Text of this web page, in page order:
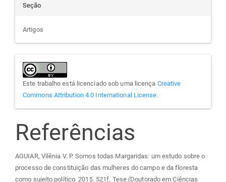
Seção
Artigos
Este trabalho está licenciado sob uma licença Creative
Commons Attribution 4.0 International License.
Referências
AGUIAR, Vilênia V. P. Somos todas Margaridas: um estudo sobre o
processo de constituição das mulheres do campo e da floresta
como sujeito político. 2015. 521f. Tese (Doutorado em Ciências